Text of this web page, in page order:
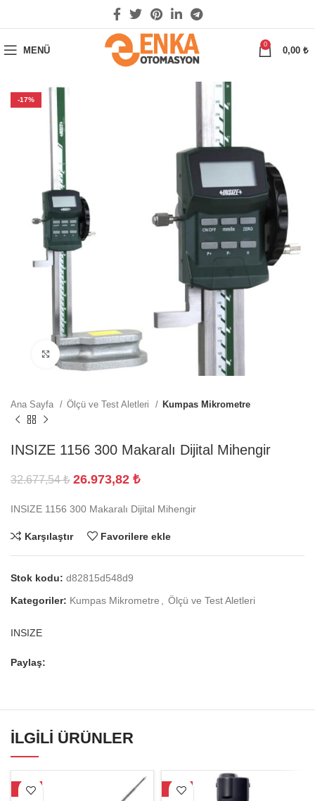
MENÜ
0
0,00 ₺
-17%
Büyütmek için tıklayın
Ana Sayfa Ölçü ve Test Aletleri Kumpas Mikrometre
INSIZE 1156 300 Makaralı Dijital Mihengir
32.677,54₺ 26.973,82 ₺
INSIZE 1156 300 Makaralı Dijital Mihengir
Karşılaştır Favorilere ekle
Stok kodu: d82815d548d9
Kategoriler: Kumpas Mikrometre Ölçü ve Test Aletleri
INSIZE
Paylaş:
İLGILI ÜRÜNLER
-40% -28%